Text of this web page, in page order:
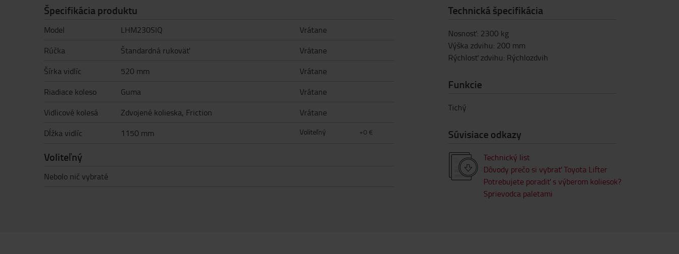
Špecifikácia produktu
Model LHM230SIQ
Vrátane
Rúčka
Štandardná rukoväť
Vrátane
Šírka vidlíc
520 mm
Vrátane
Riadiace koleso
Guma
Vrátane
Vidlicové kolesá
Zdvojené kolieska, Friction
Vrátane
Dĺžka vidlíc
1150 mm Voliteľný +0 €
Voliteľný
Nebolo nič vybraté
Technická špecifikácia
Nosnosť: 2300 kg
Výška zdvihu: 200 mm
Rýchlosť zdvihu: Rýchlozdvih
Funkcie
Tichý
Súvisiace odkazy
Technický list
Dôvody prečo si vybrať Toyota Lifter
Potrebujete poradiť s výberom koliesok?
Sprievodca paletami